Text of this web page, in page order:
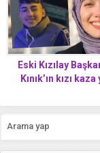
Eski Kızılay
Kınık’ın kızı
kaybetti